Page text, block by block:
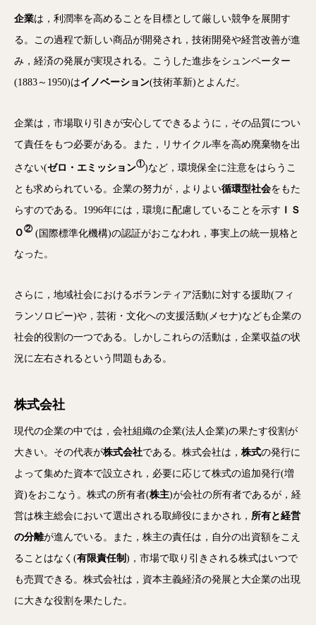
企業は，利潤率を高めることを目標として厳しい競争を展開す
る。この過程で新しい商品が開発され，技術開発や経営改善が進
み，経済の発展が実現される。こうした進歩をシュンペーター
(1883～1950)はイノベーション(技術革新)とよんだ。
企業は，市場取り引きが安心してできるように，その品質につい
て責任をもつ必要がある。また，リサイクル率を高め廃棄物を出
さない(ゼロ・エミッション①)など，環境保全に注意をはらうこ
とも求められている。企業の努力が，よりよい循環型社会をもた
らすのである。1996年には，環境に配慮していることを示す ＩＳ
Ｏ② (国際標準化機構)の認証がおこなわれ，事実上の統一規格と
なった。
さらに，地域社会におけるボランティア活動に対する援助(フィ
ランソロピー)や，芸術・文化への支援活動(メセナ)なども企業の
社会的役割の一つである。しかしこれらの活動は，企業収益の状
況に左右されるという問題もある。
株式会社
現代の企業の中では，会社組織の企業(法人企業)の果たす役割が
大きい。その代表が株式会社である。株式会社は， 株式の発行に
よって集めた資本で設立され，必要に応じて株式の追加発行(増
資)をおこなう。株式の所有者(株主)が会社の所有者であるが，経
営は株主総会において選出される取締役にまかされ， 所有と経営
の分離が進んでいる。また，株主の責任は，自分の出資額をこえ
ることはなく(有限責任制 )，市場で取り引きされる株式はいつで
も売買できる。株式会社は，資本主義経済の発展と大企業の出現
に大きな役割を果たした。